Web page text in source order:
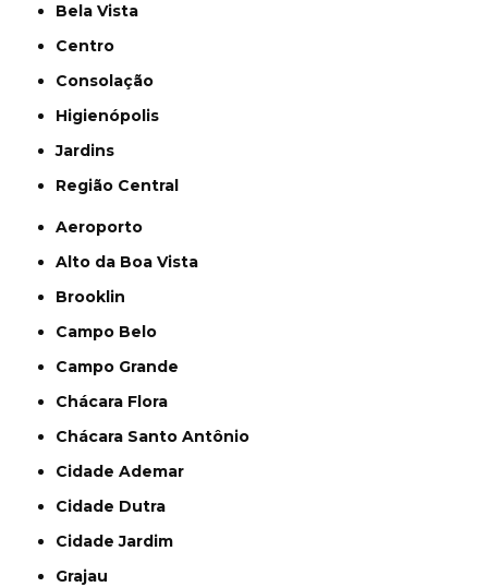
Bela Vista
Centro
Consolação
Higienópolis
Jardins
Região Central
Aeroporto
Alto da Boa Vista
Brooklin
Campo Belo
Campo Grande
Chácara Flora
Chácara Santo Antônio
Cidade Ademar
Cidade Dutra
Cidade Jardim
Grajau